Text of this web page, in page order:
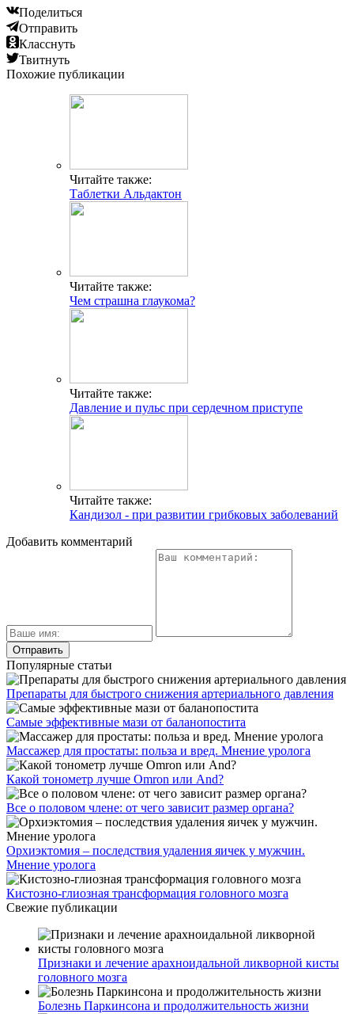
Поделиться
Отправить
Класснуть
Твитнуть
Похожие публикации
Читайте также:
Таблетки Альдактон
Читайте также:
Чем страшна глаукома?
Читайте также:
Давление и пульс при сердечном приступе
Читайте также:
Кандизол - при развитии грибковых заболеваний
Добавить комментарий
Популярные статьи
Препараты для быстрого снижения артериального давления
Самые эффективные мази от баланопостита
Массажер для простаты: польза и вред. Мнение уролога
Какой тонометр лучше Omron или And?
Все о половом члене: от чего зависит размер органа?
Орхиэктомия – последствия удаления яичек у мужчин.
Мнение уролога
Кистозно-глиозная трансформация головного мозга
Свежие публикации
Признаки и лечение арахноидальной ликворной кисты
головного мозга
Болезнь Паркинсона и продолжительность жизни